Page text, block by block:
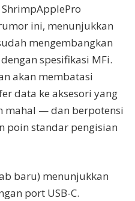
ini, menunjukkan
mengembangkan
spesifikasi MFi.
akan membatasi
data ke aksesori yang
mahal — dan berpotensi
poin standar pengisian
baru) menunjukkan
port USB-C.